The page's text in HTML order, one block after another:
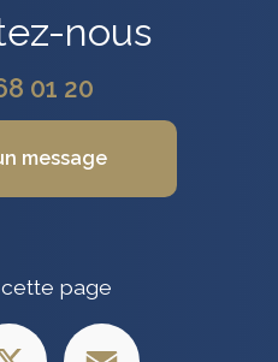
nous
01 20
message
page